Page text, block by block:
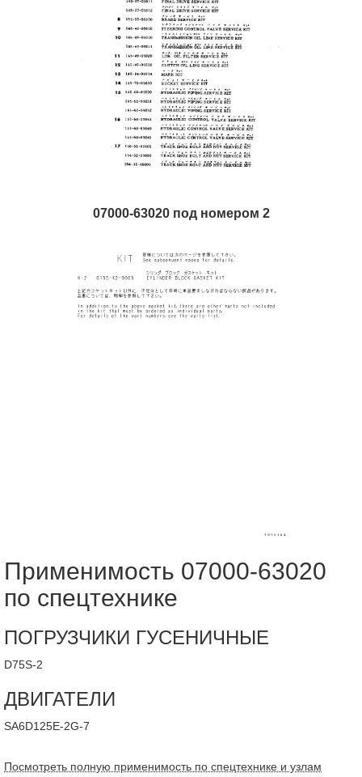
07000-63020 под номером 2
Применимость 07000-63020
по спецтехнике
ПОГРУЗЧИКИ ГУСЕНИЧНЫЕ
D75S-2
ДВИГАТЕЛИ
SA6D125E-2G-7
Посмотреть полную применимость по спецтехнике и узлам